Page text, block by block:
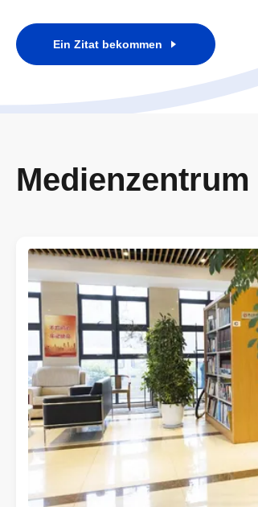
Ein Zitat bekommen
Medienzentrum